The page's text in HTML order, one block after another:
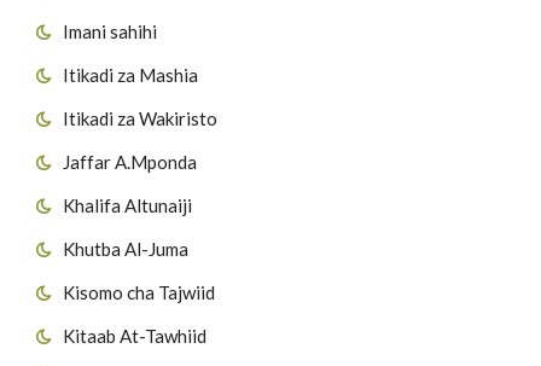
Imani sahihi
Itikadi za Mashia
Itikadi za Wakiristo
Jaffar A.Mponda
Khalifa Altunaiji
Khutba Al-Juma
Kisomo cha Tajwiid
Kitaab At-Tawhiid